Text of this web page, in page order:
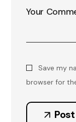
Save my
browser for